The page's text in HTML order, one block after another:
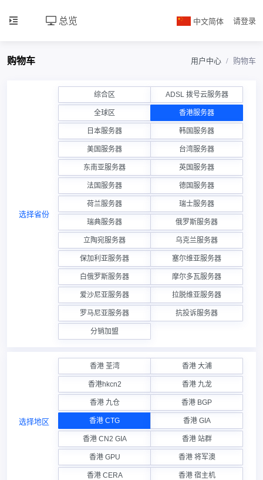
总览 中文简体 请登录
购物车 用户中心 购物车
选择省份
综合区 ADSL 拨号云服务器
全球区 香港服务器
日本服务器 韩国服务器
美国服务器 台湾服务器
东南亚服务器 英国服务器
法国服务器 德国服务器
荷兰服务器 瑞士服务器
瑞典服务器 俄罗斯服务器
立陶宛服务器 乌克兰服务器
保加利亚服务器 塞尔维亚服务器
白俄罗斯服务器 摩尔多瓦服务器
爱沙尼亚服务器 拉脱维亚服务器
罗马尼亚服务器 抗投诉服务器
分销加盟
选择地区
香港 荃湾 香港 大浦
香港hkcn2 香港 九龙
香港 九仓 香港 BGP
香港 CTG 香港 GIA
香港 CN2 GIA 香港 站群
香港 GPU 香港 将军澳
香港 CERA 香港 宿主机